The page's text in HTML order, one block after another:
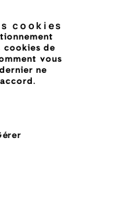
cookies
cookies de
vous
ne